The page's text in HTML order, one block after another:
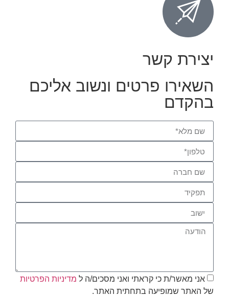
יצירת קשר
השאירו פרטים ונשוב אליכם
בהקדם
אני מאשר/ת כי קראתי ואני מסכים/ה למדיניות הפרטיות
של האתר שמופיעה בתחתית האתר.